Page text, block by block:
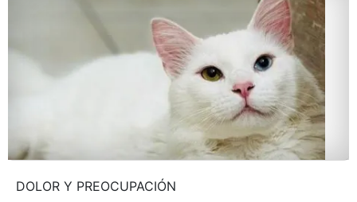
DOLOR Y PREOCUPACIÓN